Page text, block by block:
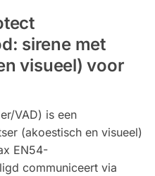
sirene met
visueel) voor
VAD) is een
(akoestisch en visueel)
EN54-
communiceert via